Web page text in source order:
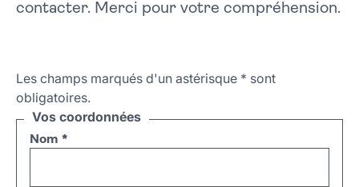
contacter. Merci pour votre compréhension.
Les champs marqués d'un astérisque * sont
obligatoires.
Vos coordonnées
Nom *